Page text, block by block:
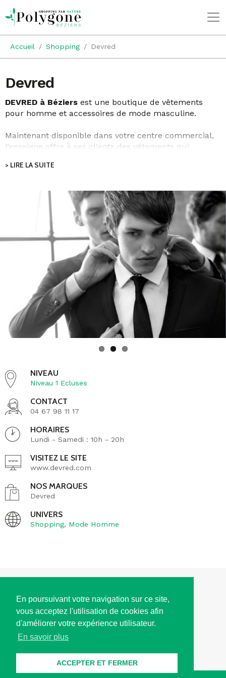
En poursuivant votre navigation sur ce site,
vous acceptez l'utilisation de cookies afin
d'améliorer votre expérience utilisateur.
En savoir plus
ACCEPTER ET FERMER
Accueil Shopping Devred
Devred
DEVRED à Béziers est une boutique de vêtements
pour homme et accessoires de mode masculine.
Maintenant disponible dans votre centre commercial,
l’enseigne offre à ses clients des vêtements qui
qualité. Laissez murir vos envies et vos attentes et
que vous cherchiez depuis si longtemps.
Un vaste choix d’articles est proposé notamment
des
chemises, des pulls, des polos, des pantalons, des
chaussures et accessoires, des blousons et
. Devred vous accompagne au gré des
saisons et des occasions.
La marque Devred dispose d’une expertise reconnue
internationalement dans la mode et dans le prêt à
porter masculin vous assurant ainsi une qualité
irréprochable.
Retrouvez également les conseils des vendeurs en
boutique afin de vous orienter sur l’article répondant à
A bientôt dans votre boutique Devred !
> LIRE LA SUITE
NIVEAU
Niveau 1 Ecluses
CONTACT
04 67 98 11 17
HORAIRES
Lundi - Samedi : 10h - 20h
VISITEZ LE SITE
www.devred.com
NOS MARQUES
Devred
UNIVERS
Shopping, Mode Homme
HORAIRES D'OUVERTURE